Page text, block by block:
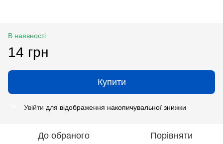
В наявності
14 грн
Купити
Увійти для відображення накопичувальної знижки
До обраного Порівняти